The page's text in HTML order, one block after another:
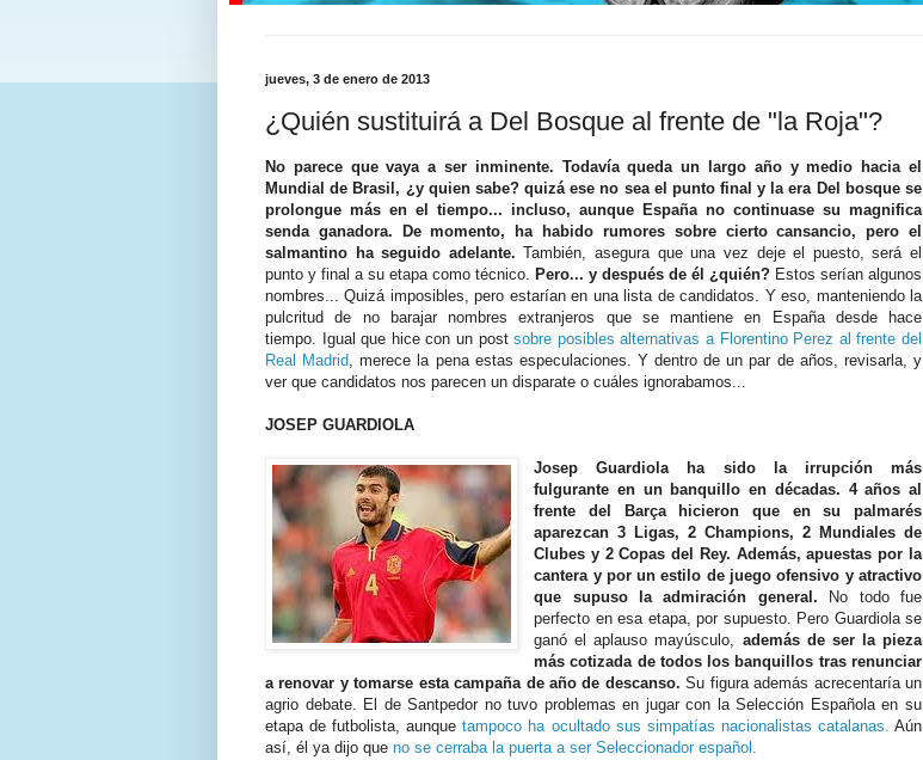
jueves, 3 de enero de 2013
¿Quién sustituirá a Del Bosque al frente de "la Roja"?
No parece que vaya a ser inminente. Todavía queda un largo año y medio hacia el
Mundial de Brasil, ¿y quien sabe? quizá ese no sea el punto final y la era Del bosque se
prolongue más en el tiempo... incluso, aunque España no continuase su magnifica
senda ganadora. De momento, ha habido rumores sobre cierto cansancio, pero el
salmantino ha seguido adelante. También, asegura que una vez deje el puesto, será el
punto y final a su etapa como técnico. Pero... y después de él ¿quién? Estos serían algunos
nombres... Quizá imposibles, pero estarían en una lista de candidatos. Y eso, manteniendo la
pulcritud de no barajar nombres extranjeros que se mantiene en España desde hace
tiempo. Igual que hice con un postsobre posibles alternativas a Florentino Perez al frente del
Real Madrid , merece la pena estas especulaciones. Y dentro de un par de años, revisarla, y
ver que candidatos nos parecen un disparate o cuáles ignorabamos...
JOSEP GUARDIOLA
Josep Guardiola ha sido la irrupción más
fulgurante en un banquillo en décadas. 4 años al
frente del Barça hicieron que en su palmarés
aparezcan 3 Ligas, 2 Champions, 2 Mundiales de
Clubes y 2 Copas del Rey. Además, apuestas por la
cantera y por un estilo de juego ofensivo y atractivo
que supuso la admiración general. No todo fue
perfecto en esa etapa, por supuesto. Pero Guardiola se
ganó el aplauso mayúsculo, además de ser la pieza
más cotizada de todos los banquillos tras renunciar
a renovar y tomarse esta campaña de año de descanso. Su figura además acrecentaría un
agrio debate. El de Santpedor no tuvo problemas en jugar con la Selección Española en su
etapa de futbolista, aunquetampoco ha ocultado sus simpatías nacionalistas catalanas. Aún
así, él ya dijo que no se cerraba la puerta a ser Seleccionador español.